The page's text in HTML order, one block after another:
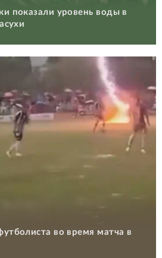
показали уровень воды в
во время матча в